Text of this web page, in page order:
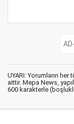
UYARI: Yorumların
aittir. Mepa News,
600 karakterle